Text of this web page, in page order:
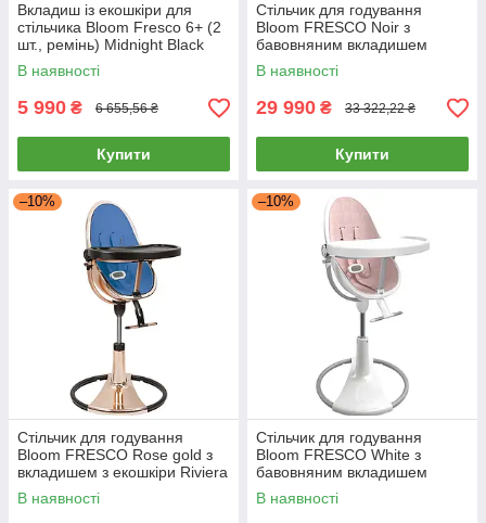
Вкладиш із екошкіри для
стільчика Bloom Fresco 6+ (2
шт., ремінь) Midnight Black
Чорний
В наявності
5 990 ₴ 6 655,56 ₴
Купити
Стільчик для годування
Bloom FRESCO Noir з
бавовняним вкладишем
Blush pink
В наявності
29 990 ₴ 33 322,22 ₴
Купити
–10%
Стільчик для годування
Bloom FRESCO Rose gold з
вкладишем з екошкіри Riviera
Blue
В наявності
–10%
Стільчик для годування
Bloom FRESCO White з
бавовняним вкладишем
Blush pink
В наявності